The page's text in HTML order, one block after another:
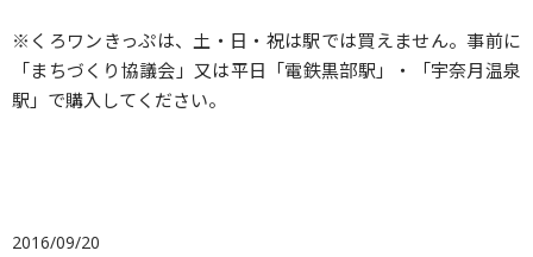
※くろワンきっぷは、土・日・祝は駅では買えません。事前に
「まちづくり協議会」又は平日「電鉄黒部駅」・「宇奈月温泉
駅」で購入してください。
2016/09/20